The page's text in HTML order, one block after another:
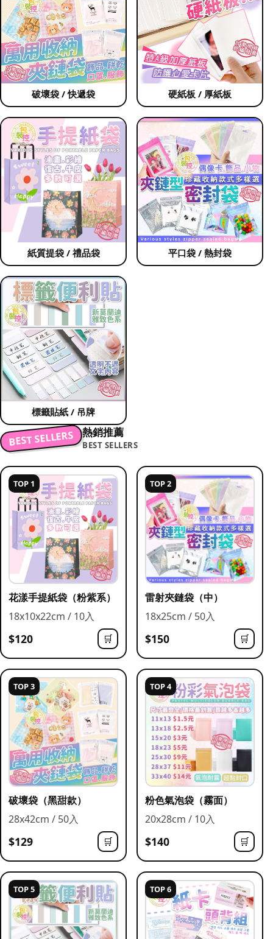
破壞袋 / 快遞袋 硬紙板 / 厚紙板
紙質提袋 / 禮品袋 平口袋 / 熱封袋
標籤貼紙 / 吊牌
BEST SELLERS 熱銷推薦
BEST SELLERS
TOP 1
花漾手提紙袋（粉紫系）
18x10x22cm / 10入
$120 🛒
TOP 2
雷射夾鏈袋（中）
18x25cm / 50入
$150 🛒
TOP 3
破壞袋（黑甜款）
28x42cm / 50入
$129 🛒
TOP 4
粉色氣泡袋（霧面）
20x28cm / 10入
$140 🛒
TOP 5 TOP 6